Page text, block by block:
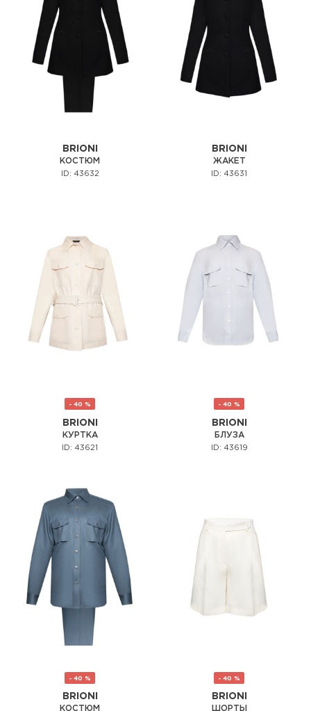
BRIONI
КОСТЮМ
ID: 43632
BRIONI
ЖАКЕТ
ID: 43631
- 40 %
BRIONI
КУРТКА
ID: 43621
- 40 %
BRIONI
БЛУЗА
ID: 43619
- 40 %
BRIONI
КОСТЮМ
- 40 %
BRIONI
ШОРТЫ